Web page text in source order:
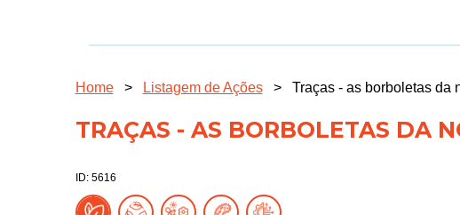
Home > Listagem de Ações > Traças - as borboletas da
TRAÇAS - AS BORBOLETAS DA
ID: 5616